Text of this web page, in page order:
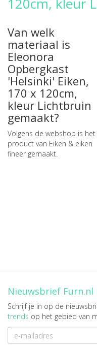
Van welk
materiaal is
Eleonora
Opbergkast
'Helsinki' Eiken,
170 x 120cm,
kleur Lichtbruin
gemaakt?
Volgens de webshop is het
product van Eiken & eiken
fineer gemaakt.
Nieuwsbrief Furn.nl
Schrijf je in op de
trends op het gebied van